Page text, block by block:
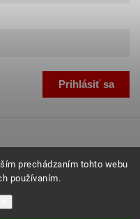
prechádzaním tohto webu
používaním.
Prihlásiť sa
práva vyhradené.